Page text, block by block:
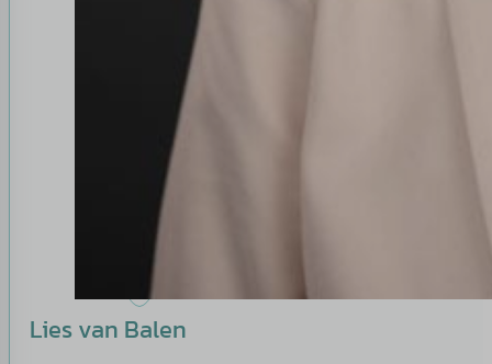
Lies van Balen